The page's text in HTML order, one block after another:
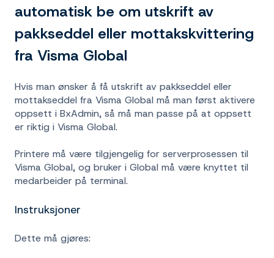
automatisk be om utskrift av
pakkseddel eller mottakskvittering
fra Visma Global
Hvis man ønsker å få utskrift av pakkseddel eller
mottakseddel fra Visma Global må man først aktivere
oppsett i BxAdmin, så må man passe på at oppsett
er riktig i Visma Global.
Printere må være tilgjengelig for serverprosessen til
Visma Global, og bruker i Global må være knyttet til
medarbeider på terminal.
Instruksjoner
Dette må gjøres: